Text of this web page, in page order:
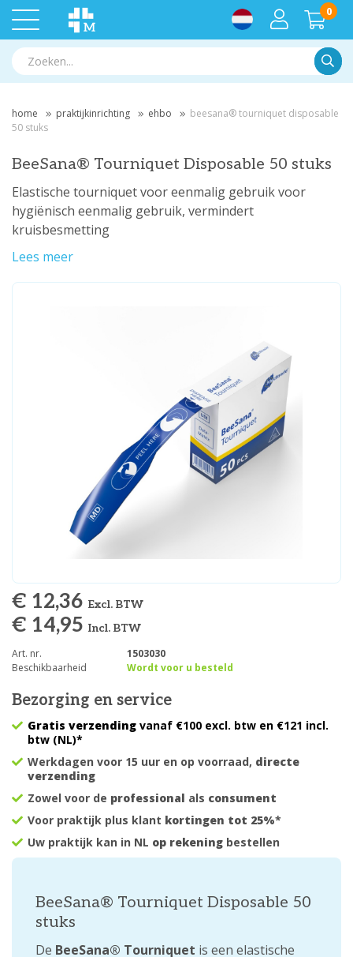
0
home praktijkinrichting ehbo
beesana® tourniquet disposable
50 stuks
BeeSana® Tourniquet Disposable 50 stuks
Elastische tourniquet voor eenmalig gebruik voor
hygiënisch eenmalig gebruik, vermindert
kruisbesmetting
Lees meer
€ 12,36 Excl. BTW
€ 14,95 Incl. BTW
Art. nr.
1503030
Beschikbaarheid
Wordt voor u besteld
Bezorging en service
Gratis verzending vanaf €100 excl. btw en €121 incl.
btw (NL)*
Werkdagen voor 15 uur en op voorraad, directe
verzending
Zowel voor de professional als consument
Voor praktijk plus klant kortingen tot 25%*
Uw praktijk kan in NL op rekening bestellen
BeeSana® Tourniquet Disposable 50
stuks
De BeeSana® Tourniquet is een elastische